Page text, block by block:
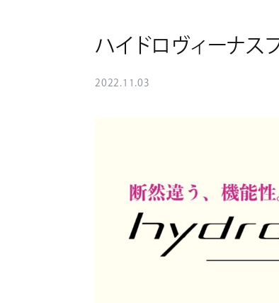
ハイドロヴィーナス
2022.11.03